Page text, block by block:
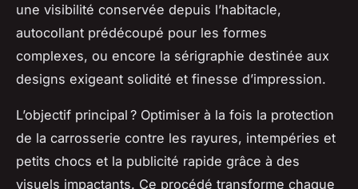
une visibilité conservée depuis l’habitacle,
autocollant prédécoupé pour les formes
complexes, ou encore la sérigraphie destinée aux
designs exigeant solidité et finesse d’impression.
L’objectif principal ? Optimiser à la fois la protection
de la carrosserie contre les rayures, intempéries et
petits chocs et la publicité rapide grâce à des
visuels impactants. Ce procédé transforme chaque